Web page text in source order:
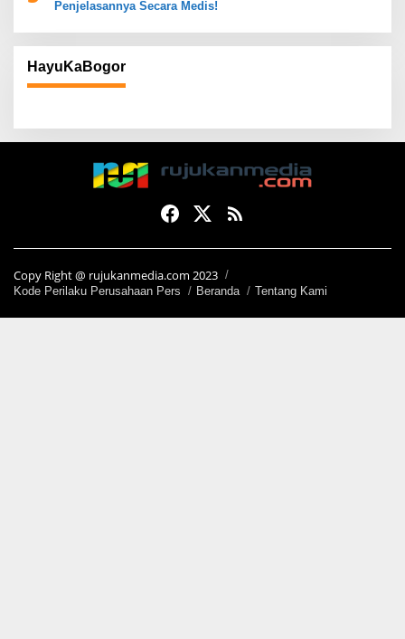
Penjelasannya Secara Medis!
HayuKaBogor
Copy Right @ rujukanmedia.com 2023
Kode Perilaku Perusahaan Pers Beranda Tentang Kami